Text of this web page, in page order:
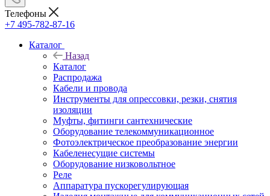
Телефоны
+7 495-782-87-16
Каталог
Назад
Каталог
Распродажа
Кабели и провода
Инструменты для опрессовки, резки, снятия
изоляции
Муфты, фитинги сантехнические
Оборудование телекоммуникационное
Фотоэлектрическое преобразование энергии
Кабеленесущие системы
Оборудование низковольтное
Реле
Аппаратура пускорегулирующая